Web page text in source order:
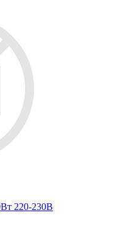
220-230В